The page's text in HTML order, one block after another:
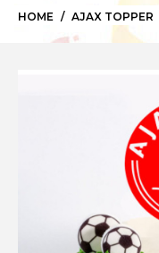
HOME AJAX TOPPER